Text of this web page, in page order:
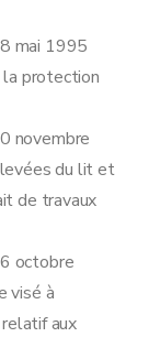
données environnementales
et finales
modificatives
insalubres et incommodes
mai 1995
protection
novembre
du lit et
de travaux
octobre
visé à
aux